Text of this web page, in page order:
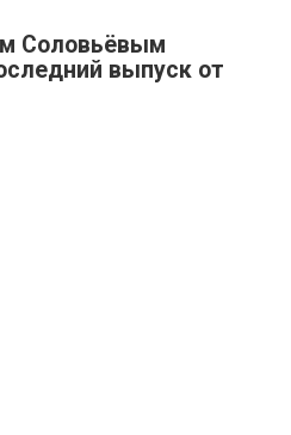
Соловьёвым
выпуск от